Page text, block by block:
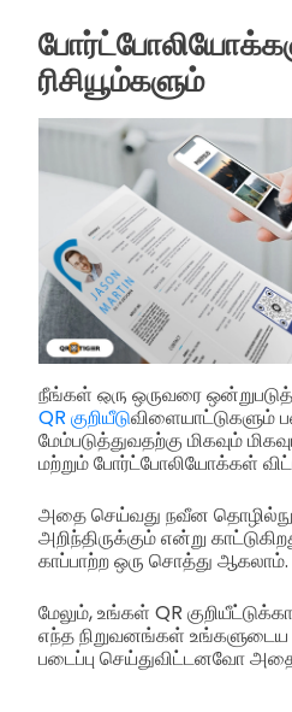
ரிசியூம்களும்
நீங்கள் ஒரு ஒருவரை
QR குறியீடுவிளையாட்டுகளும்
மேம்படுத்துவதற்கு மிகவும்
மற்றும் போர்ட்போலியோக்கள்
அதை செய்வது நவீன
அறிந்திருக்கும் என்று
காப்பாற்ற ஒரு சொத்து ஆகலாம்.
மேலும், உங்கள் QR
எந்த நிறுவனங்கள் உங்களுடைய
படைப்பு செய்துவிட்டனவோ